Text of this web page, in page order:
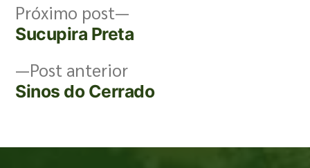
Post anterior
Sinos do Cerrado
Próximo post
Sucupira Preta